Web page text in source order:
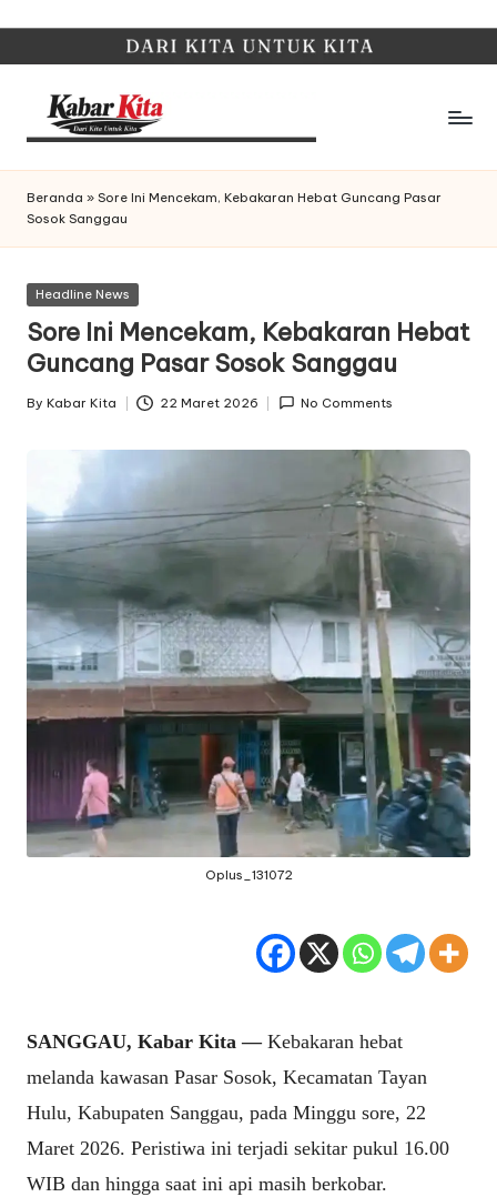
content
K
a
b
a
r
K
it
Beranda » Sore Ini Mencekam, Kebakaran Hebat Guncang Pasar
Sosok Sanggau
Posted
Headline News
Sore Ini Mencekam, Kebakaran Hebat
Guncang Pasar Sosok Sanggau
Posted
By Kabar Kita 22 Maret 2026 No Comments
Oplus_131072
SANGGAU, Kabar Kita — Kebakaran hebat
melanda kawasan Pasar Sosok, Kecamatan Tayan
Hulu, Kabupaten Sanggau, pada Minggu sore, 22
Maret 2026. Peristiwa ini terjadi sekitar pukul 16.00
WIB dan hingga saat ini api masih berkobar.